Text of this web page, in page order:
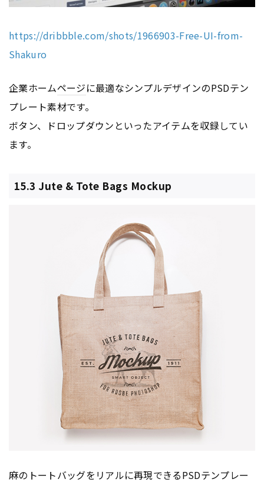
https://dribbble.com/shots/1966903-Free-UI-from-
Shakuro
企業ホームページに最適なシンプルデザインのPSDテン
プレート素材です。
ボタン、ドロップダウンといったアイテムを収録してい
ます。
15.3 Jute & Tote Bags Mockup
麻のトートバッグをリアルに再現できるPSDテンプレー